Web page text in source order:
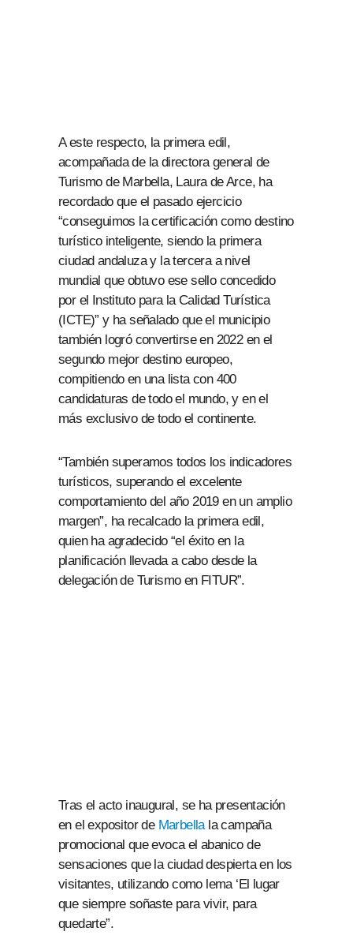
A este respecto, la primera edil,
acompañada de la directora general de
Turismo de Marbella, Laura de Arce, ha
recordado que el pasado ejercicio
“conseguimos la certificación como destino
turístico inteligente, siendo la primera
ciudad andaluza y la tercera a nivel
mundial que obtuvo ese sello concedido
por el Instituto para la Calidad Turística
(ICTE)” y ha señalado que el municipio
también logró convertirse en 2022 en el
segundo mejor destino europeo,
compitiendo en una lista con 400
candidaturas de todo el mundo, y en el
más exclusivo de todo el continente.
“También superamos todos los indicadores
turísticos, superando el excelente
comportamiento del año 2019 en un amplio
margen”, ha recalcado la primera edil,
quien ha agradecido “el éxito en la
planificación llevada a cabo desde la
delegación de Turismo en FITUR”.
Tras el acto inaugural, se ha presentación
en el expositor de Marbellala campaña
promocional que evoca el abanico de
sensaciones que la ciudad despierta en los
visitantes, utilizando como lema ‘El lugar
que siempre soñaste para vivir, para
quedarte”.